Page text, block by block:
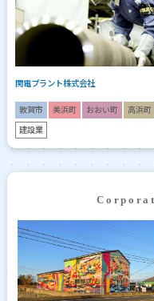
関電プラント株式会社
敦賀市 美浜町 おおい町 高浜町
建設業